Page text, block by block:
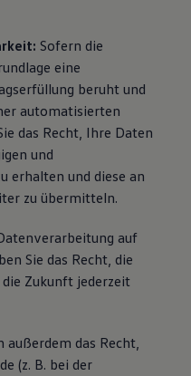
Sofern die
eine
beruht und
automatisierten
das Recht, Ihre Daten
und
erhalten und diese an
zu übermitteln.
auf
Sie das Recht, die
Zukunft jederzeit
außerdem das Recht,
(z. B. bei der